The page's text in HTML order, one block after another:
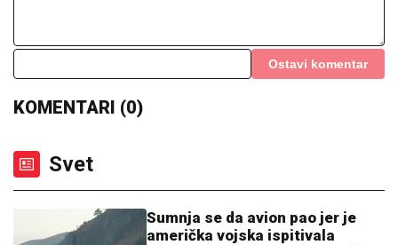
"Svađe su iscenirane, žiri je bitniji od takmičara"
SUSRET O KOJEM BRUJI SRBIJA
Neriom i Hanom, fanovi se nadaju da
se u sve umeša i Sita Ahmić